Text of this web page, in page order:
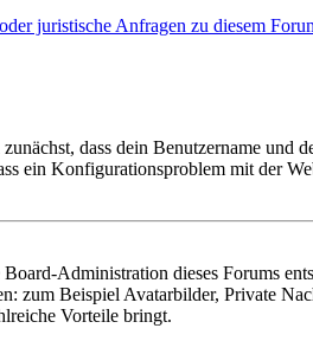
juristische Anfragen zu diesem
dass dein Benutzername
ein Konfigurationsproblem mit der
Administration dieses Forums
zum Beispiel Avatarbilder, Private
Vorteile bringt.